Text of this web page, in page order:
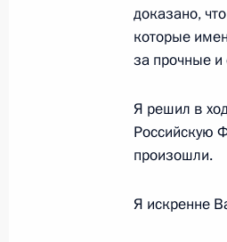
Встреча с
Нетаньяху
доказано,
которые
за прочные
Я решил в
Российскую
произошли.
Я искренне